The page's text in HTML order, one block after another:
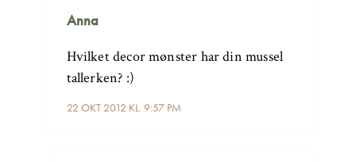
Anna
22 OKT 2012 KL. 9:57 PM
Hvilket decor mønster har din mussel
tallerken? :)